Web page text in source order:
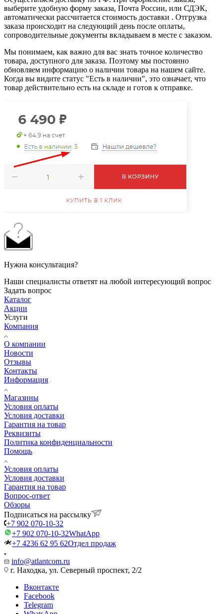
выберите удобную форму заказа, Почта России, или СДЭК,
автоматически рассчитается стоимость доставки . Отгрузка
заказа происходит на следующий день после оплаты,
сопроводительные документы вкладываем в месте с заказом.
Мы понимаем, как важно для вас знать точное количество
товара, доступного для заказа. Поэтому мы постоянно
обновляем информацию о наличии товара на нашем сайте.
Когда вы видите статус "Есть в наличии", это означает, что
товар действительно есть на складе и готов к отправке.
Нужна консультация?
Наши специалисты ответят на любой интересующий вопрос
Задать вопрос
Каталог
Акции
Услуги
Компания
О компании
Новости
Отзывы
Контакты
Информация
Магазины
Условия оплаты
Условия доставки
Гарантия на товар
Реквизиты
Политика конфиденциальности
Помощь
Условия оплаты
Условия доставки
Гарантия на товар
Вопрос-ответ
Обзоры
Подписаться на рассылку
+7 902 070-10-32
+7 902 070-10-32WhatApp
+7 4236 62 95 62Отдел продаж
info@atlantcom.ru
г. Находка, ул. Северный проспект, 2/2
Вконтакте
Facebook
Telegram